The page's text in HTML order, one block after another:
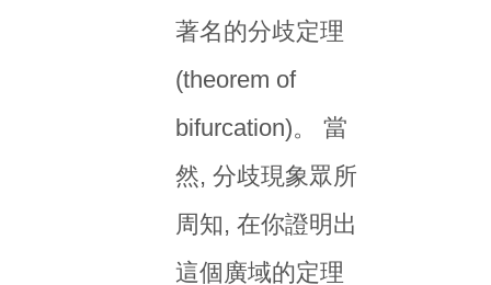
著名的分歧定理
(theorem of
bifurcation)。 當
然, 分歧現象眾所
周知, 在你證明出
這個廣域的定理